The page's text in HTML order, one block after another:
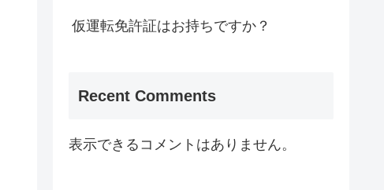
仮運転免許証はお持ちですか？
Recent Comments
表示できるコメントはありません。